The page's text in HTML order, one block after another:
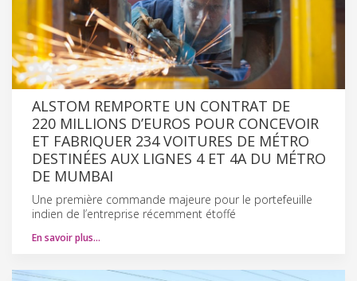
ALSTOM REMPORTE UN CONTRAT DE
220 MILLIONS D’EUROS POUR CONCEVOIR
ET FABRIQUER 234 VOITURES DE MÉTRO
DESTINÉES AUX LIGNES 4 ET 4A DU MÉTRO
DE MUMBAI
Une première commande majeure pour le portefeuille
indien de l’entreprise récemment étoffé
En savoir plus…